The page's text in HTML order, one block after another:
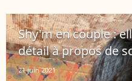
Shy'm en couple :
détail à propos de
21 juin 2021